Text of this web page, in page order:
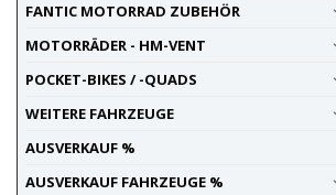
FANTIC MOTORRAD ZUBEHÖR
MOTORRÄDER - HM-VENT
POCKET-BIKES / -QUADS
WEITERE FAHRZEUGE
AUSVERKAUF %
AUSVERKAUF FAHRZEUGE %